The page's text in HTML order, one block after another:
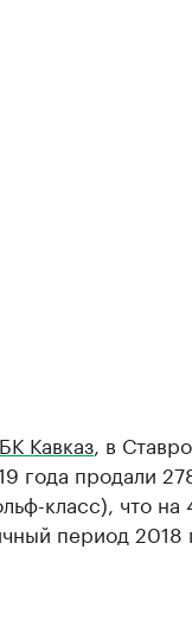
Кавказ , в
года продали
класс), что на
период 2018